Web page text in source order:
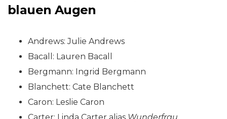
blauen Augen
Andrews: Julie Andrews
Bacall: Lauren Bacall
Bergmann: Ingrid Bergmann
Blanchett: Cate Blanchett
Caron: Leslie Caron